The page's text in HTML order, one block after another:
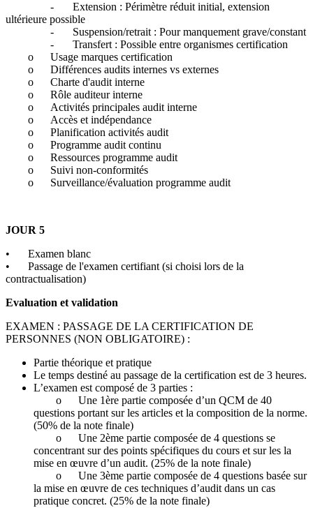
-
Extension : Périmètre réduit initial, extension
ultérieure possible
-
Suspension/retrait : Pour manquement grave/constant
-
Transfert : Possible entre organismes certification
o
Usage marques certification
o
Différences audits internes vs externes
o
Charte d'audit interne
o
Rôle auditeur interne
o
Activités principales audit interne
o
Accès et indépendance
o
Planification activités audit
o
Programme audit continu
o
Ressources programme audit
o
Suivi non-conformités
o
Surveillance/évaluation programme audit
JOUR 5
•
Examen blanc
•
Passage de l'examen certifiant (si choisi lors de la
contractualisation)
Evaluation et validation
EXAMEN : PASSAGE DE LA CERTIFICATION DE
PERSONNES (NON OBLIGATOIRE) :
Partie théorique et pratique
Le temps destiné au passage de la certification est de 3 heures.
L’examen est composé de 3 parties :
o
Une 1ère partie composée d’un QCM de 40
questions portant sur les articles et la composition de la norme.
(50% de la note finale)
o
Une 2ème partie composée de 4 questions se
concentrant sur des points spécifiques du cours et sur les la
mise en œuvre d’un audit. (25% de la note finale)
o
Une 3ème partie composée de 4 questions basée sur
la mise en œuvre de ces techniques d’audit dans un cas
pratique concret. (25% de la note finale)